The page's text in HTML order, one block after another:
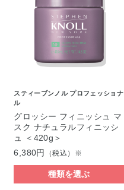
スティーブンノル プロフェッショナ
ル
グロッシー フィニッシュ マ
スク ナチュラルフィニッシ
ュ ＜420g＞
6,380円
（税込）※
種類を選ぶ